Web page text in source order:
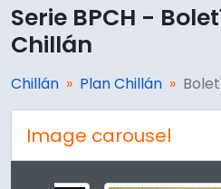
Serie BPCH -
Chillán
Chillán Plan Chillán
Image carousel